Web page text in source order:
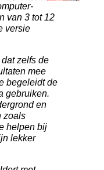
van 3 tot 12
versie
zelfs de
mee
begeleidt de
gebruiken.
en
zoals
helpen bij
lekker